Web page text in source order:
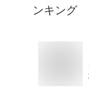
ンキング